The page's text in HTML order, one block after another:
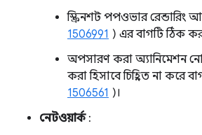
স্ক্রিনশট পপওভার
1506991 ) এর বাগটি ঠিক
অপসারণ করা অ্যানিমেশন
করা হিসাবে চিহ্নিত না করে
1506561 )।
নেটওয়ার্ক: